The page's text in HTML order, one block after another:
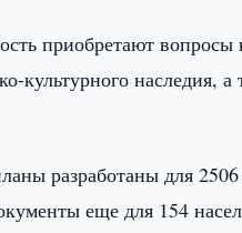
приобретают
культурного наследия,
разработаны для
еще для 154